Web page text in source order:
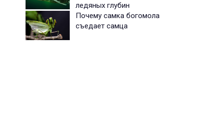
ледяных глубин
Почему самка богомола
съедает самца